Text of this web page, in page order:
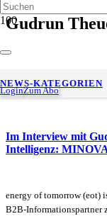
LoginZum Abo
NEWS-KATEGORIEN
Gudrun
MINOVA stärkt
Mitarbeitende
Im Interview mit
Intelligenz:
energy of tomorrow (eot)
B2B-Informationspartner